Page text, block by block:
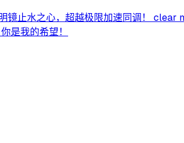
止水之心，超越极限加速同调！ clear
是我的希望！